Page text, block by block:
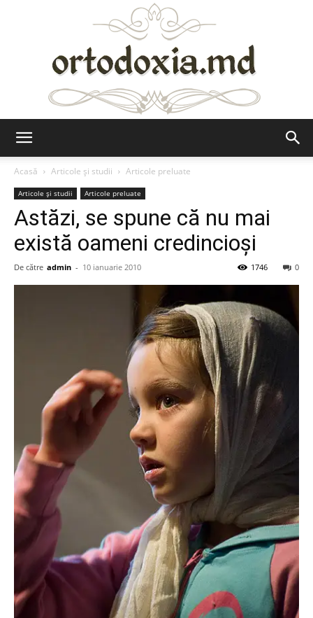
Acasă
Articole şi studii Articole preluate
Articole şi studii Articole preluate
Astăzi, se spune că nu mai
există oameni credincioşi
De către admin - 10 ianuarie 2010 0
1746